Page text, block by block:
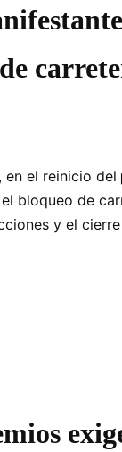
en el reinicio del
bloqueo de
y el